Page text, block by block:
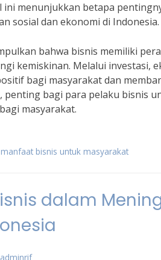
ini menunjukkan betapa
sosial dan ekonomi di Indonesia.
bahwa bisnis memiliki
kemiskinan. Melalui investasi,
bagi masyarakat dan
penting bagi para pelaku bisnis
masyarakat.
manfaat bisnis untuk masyarakat
dalam
adminrif